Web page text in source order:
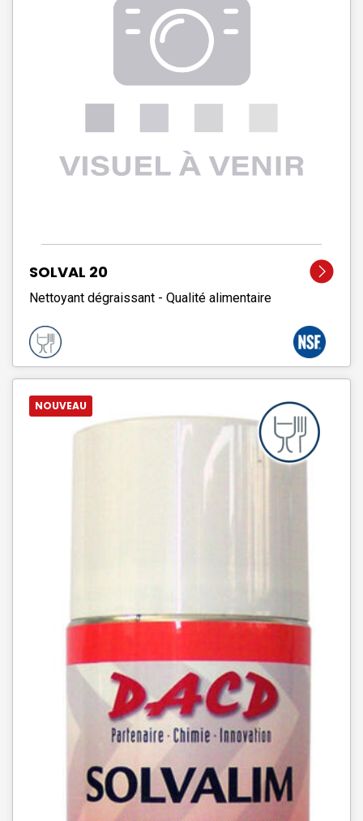
SOLVAL 20
Nettoyant dégraissant - Qualité alimentaire
NOUVEAU